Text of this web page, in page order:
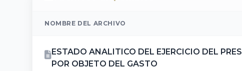
NOMBRE DEL ARCHIVO
ESTADO ANALITICO DEL EJERCICIO DEL
POR OBJETO DEL GASTO